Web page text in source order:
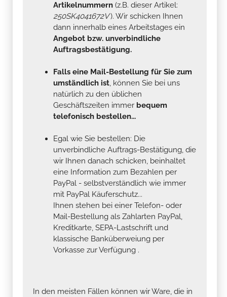
Artikelnummern (z.B. dieser Artikel:
250SK4041672V). Wir schicken Ihnen
dann innerhalb eines Arbeitstages ein
Angebot bzw. unverbindliche
Auftragsbestätigung.
Falls eine Mail-Bestellung für Sie zum
umständlich ist, können Sie bei uns
natürlich zu den üblichen
Geschäftszeiten immer bequem
telefonisch bestellen...
Egal wie Sie bestellen: Die
unverbindliche Auftrags-Bestätigung, die
wir Ihnen danach schicken, beinhaltet
eine Information zum Bezahlen per
PayPal - selbstverständlich wie immer
mit PayPal Käuferschutz...
Ihnen stehen bei einer Telefon- oder
Mail-Bestellung als Zahlarten PayPal,
Kreditkarte, SEPA-Lastschrift und
klassische Banküberweiung per
Vorkasse zur Verfügung .
In den meisten Fällen können wir Ware, die in